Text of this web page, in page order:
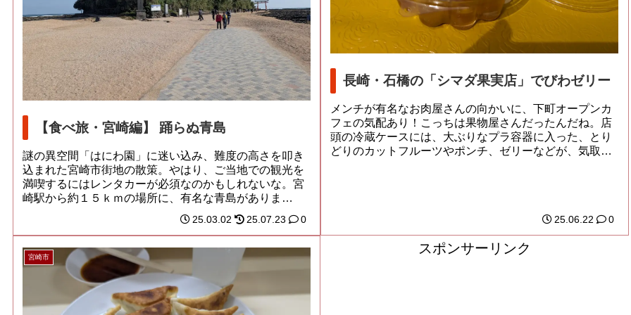
【食べ旅・宮崎編】 踊らぬ青島
謎の異空間「はにわ園」に迷い込み、難度の高さを叩き
込まれた宮崎市街地の散策。やはり、ご当地での観光を
満喫するにはレンタカーが必須なのかもしれないな。宮
崎駅から約１５ｋｍの場所に、有名な青島がありま
25.03.02 25.07.23 0
長崎・石橋の「シマダ果実店」でびわゼリー
メンチが有名なお肉屋さんの向かいに、下町オープンカ
フェの気配あり！こっちは果物屋さんだったんだね。店
頭の冷蔵ケースには、大ぶりなプラ容器に入った、とり
どりのカットフルーツやポンチ、ゼリーなどが、気取
25.06.22 0
宮崎市
スポンサーリンク